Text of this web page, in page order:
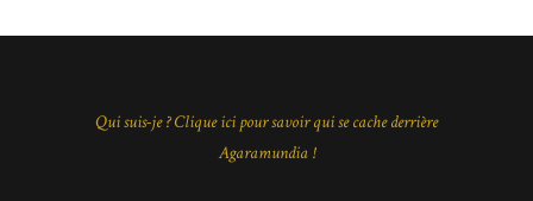
Qui suis-je ? Clique ici pour savoir qui se cache derrière
Agaramundia !